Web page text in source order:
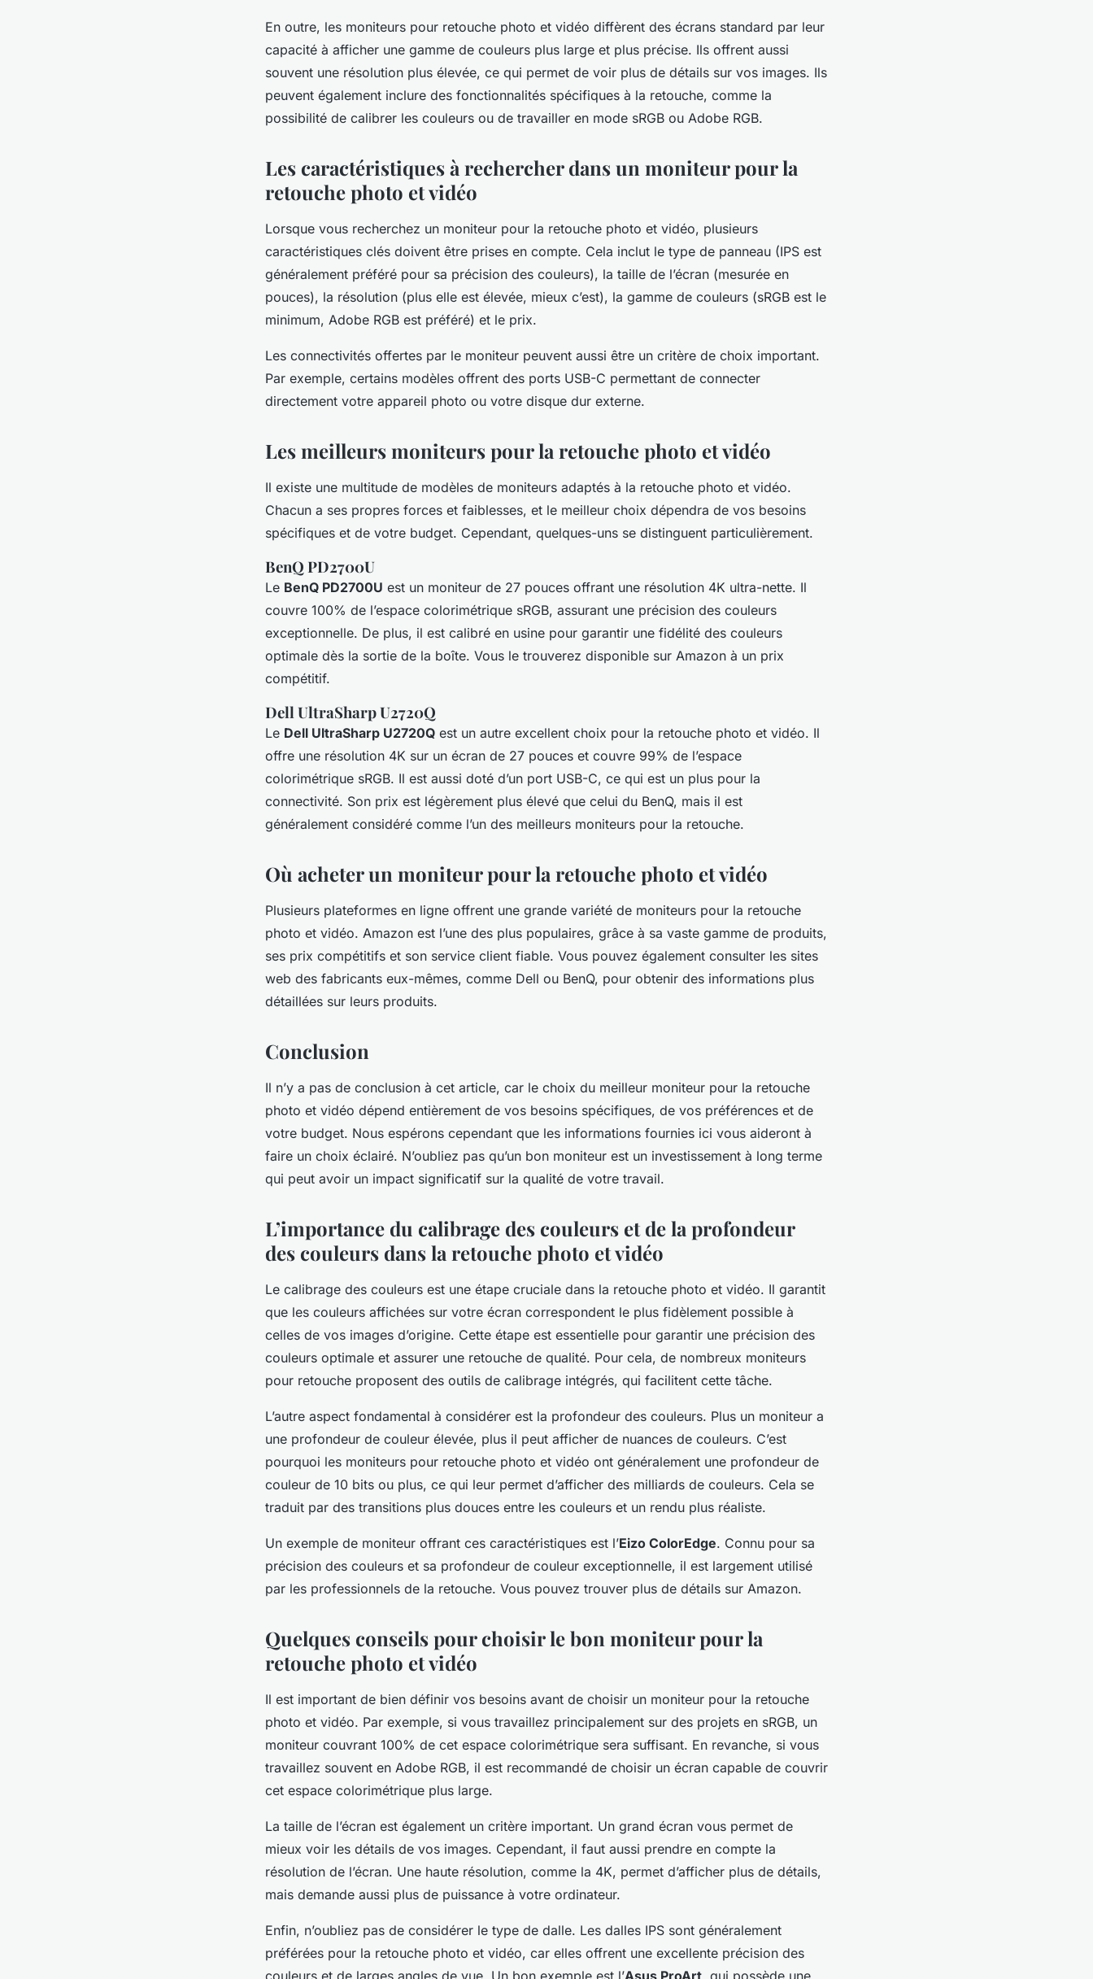
En outre, les moniteurs pour retouche photo et vidéo diffèrent des écrans standard par leur
capacité à afficher une gamme de couleurs plus large et plus précise. Ils offrent aussi
souvent une résolution plus élevée, ce qui permet de voir plus de détails sur vos images. Ils
peuvent également inclure des fonctionnalités spécifiques à la retouche, comme la
possibilité de calibrer les couleurs ou de travailler en mode sRGB ou Adobe RGB.
Les caractéristiques à rechercher dans un moniteur pour la
retouche photo et vidéo
Lorsque vous recherchez un moniteur pour la retouche photo et vidéo, plusieurs
caractéristiques clés doivent être prises en compte. Cela inclut le type de panneau (IPS est
généralement préféré pour sa précision des couleurs), la taille de l’écran (mesurée en
pouces), la résolution (plus elle est élevée, mieux c’est), la gamme de couleurs (sRGB est le
minimum, Adobe RGB est préféré) et le prix.
Les connectivités offertes par le moniteur peuvent aussi être un critère de choix important.
Par exemple, certains modèles offrent des ports USB-C permettant de connecter
directement votre appareil photo ou votre disque dur externe.
Les meilleurs moniteurs pour la retouche photo et vidéo
Il existe une multitude de modèles de moniteurs adaptés à la retouche photo et vidéo.
Chacun a ses propres forces et faiblesses, et le meilleur choix dépendra de vos besoins
spécifiques et de votre budget. Cependant, quelques-uns se distinguent particulièrement.
BenQ PD2700U
Le BenQ PD2700U est un moniteur de 27 pouces offrant une résolution 4K ultra-nette. Il
couvre 100% de l’espace colorimétrique sRGB, assurant une précision des couleurs
exceptionnelle. De plus, il est calibré en usine pour garantir une fidélité des couleurs
optimale dès la sortie de la boîte. Vous le trouverez disponible sur Amazon à un prix
compétitif.
Dell UltraSharp U2720Q
Le Dell UltraSharp U2720Q est un autre excellent choix pour la retouche photo et vidéo. Il
offre une résolution 4K sur un écran de 27 pouces et couvre 99% de l’espace
colorimétrique sRGB. Il est aussi doté d’un port USB-C, ce qui est un plus pour la
connectivité. Son prix est légèrement plus élevé que celui du BenQ, mais il est
généralement considéré comme l’un des meilleurs moniteurs pour la retouche.
Où acheter un moniteur pour la retouche photo et vidéo
Plusieurs plateformes en ligne offrent une grande variété de moniteurs pour la retouche
photo et vidéo. Amazon est l’une des plus populaires, grâce à sa vaste gamme de produits,
ses prix compétitifs et son service client fiable. Vous pouvez également consulter les sites
web des fabricants eux-mêmes, comme Dell ou BenQ, pour obtenir des informations plus
détaillées sur leurs produits.
Conclusion
Il n’y a pas de conclusion à cet article, car le choix du meilleur moniteur pour la retouche
photo et vidéo dépend entièrement de vos besoins spécifiques, de vos préférences et de
votre budget. Nous espérons cependant que les informations fournies ici vous aideront à
faire un choix éclairé. N’oubliez pas qu’un bon moniteur est un investissement à long terme
qui peut avoir un impact significatif sur la qualité de votre travail.
L’importance du calibrage des couleurs et de la profondeur
des couleurs dans la retouche photo et vidéo
Le calibrage des couleurs est une étape cruciale dans la retouche photo et vidéo. Il garantit
que les couleurs affichées sur votre écran correspondent le plus fidèlement possible à
celles de vos images d’origine. Cette étape est essentielle pour garantir une précision des
couleurs optimale et assurer une retouche de qualité. Pour cela, de nombreux moniteurs
pour retouche proposent des outils de calibrage intégrés, qui facilitent cette tâche.
L’autre aspect fondamental à considérer est la profondeur des couleurs. Plus un moniteur a
une profondeur de couleur élevée, plus il peut afficher de nuances de couleurs. C’est
pourquoi les moniteurs pour retouche photo et vidéo ont généralement une profondeur de
couleur de 10 bits ou plus, ce qui leur permet d’afficher des milliards de couleurs. Cela se
traduit par des transitions plus douces entre les couleurs et un rendu plus réaliste.
Un exemple de moniteur offrant ces caractéristiques est l’Eizo ColorEdge. Connu pour sa
précision des couleurs et sa profondeur de couleur exceptionnelle, il est largement utilisé
par les professionnels de la retouche. Vous pouvez trouver plus de détails sur Amazon.
Quelques conseils pour choisir le bon moniteur pour la
retouche photo et vidéo
Il est important de bien définir vos besoins avant de choisir un moniteur pour la retouche
photo et vidéo. Par exemple, si vous travaillez principalement sur des projets en sRGB, un
moniteur couvrant 100% de cet espace colorimétrique sera suffisant. En revanche, si vous
travaillez souvent en Adobe RGB, il est recommandé de choisir un écran capable de couvrir
cet espace colorimétrique plus large.
La taille de l’écran est également un critère important. Un grand écran vous permet de
mieux voir les détails de vos images. Cependant, il faut aussi prendre en compte la
résolution de l’écran. Une haute résolution, comme la 4K, permet d’afficher plus de détails,
mais demande aussi plus de puissance à votre ordinateur.
Enfin, n’oubliez pas de considérer le type de dalle. Les dalles IPS sont généralement
préférées pour la retouche photo et vidéo, car elles offrent une excellente précision des
couleurs et de larges angles de vue. Un bon exemple est l’Asus ProArt , qui possède une